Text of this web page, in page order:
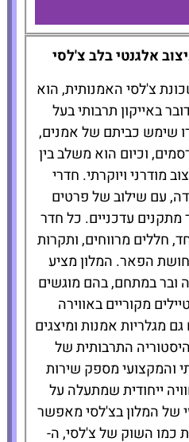
אלגנטי בלב צ'לסי
צ'לסי האמנותית, הוא
באייקון תרבותי בעל
שימש כביתם של אמנים,
וכיום הוא משלב בין
מודרני ויוקרתי. חדרי
עם שילוב של פרטים
מתקנים עדכניים. כל חדר
חללים מרווחים, ותקרות
הפאר. המלון מציע
ובר במתחם, בהם מוגשים
מקוריים באווירה
מגלריות אמנות ומיצגים
התרבותית של
והמקצועי מספק שירות
ייחודית שמתעלה על
של המלון בצ'לסי מאפשר
כמו השוק של צ'לסי, ה-